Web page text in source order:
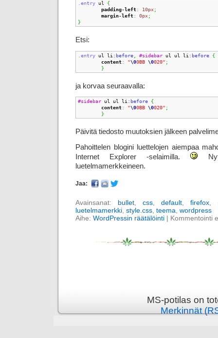
.entry ul {
padding-left: 10px;
margin-left: 0px;
}
Etsi:
.entry ul li :before #sidebar ul ul li :before {
content: "\00BB \0020" ;
}
ja korvaa seuraavalla:
#sidebar ul ul li:before {
content: "\00BB \0020" ;
}
Päivitä tiedosto muutoksien jälkeen
Pahoittelen blogini luettelojen aiempaa
Internet Explorer -selaimilla.
luetelmamerkkeineen.
Jaa:
Avainsanat: bullet css default firefox
luetelmamerkki style.css teema wordpress
Aihe: WordPressin räätälöinti | Kommentointi
MS-potilas on
Merkinnät